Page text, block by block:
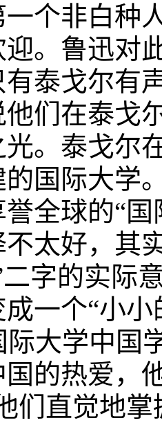
个非白种
。鲁迅对
泰戈尔有
们在泰戈
。泰戈尔
国际大学
全球的“
太好，其
二字的实际
一个“小
际大学中国
的热爱，
们直觉地